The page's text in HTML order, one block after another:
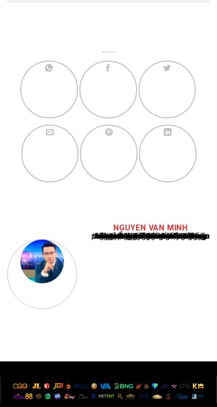
NGUYEN VAN MINH
Nguyễn Văn Minh là một trong những chuyên gia hàng đầu về báo cáo tin tức thể thao tại Việt Nam, với hơn 10 năm hoạt động trong ngành. Ông có kiến thức sâu rộng và kinh nghiệm đáng kể trong việc phân tích và báo cáo về các sự kiện thể thao hàng đầu. Sự hiểu biết sâu sắc của ông về ngành này đã giúp ông xây dựng uy tín và danh tiếng trong cộng đồng báo chí thể thao.